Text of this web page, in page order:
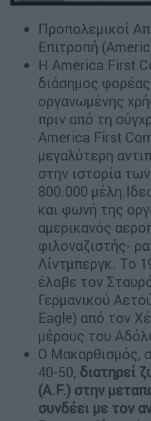
Προπολεμικοί
Επιτροπή
H America First
διάσημoς φορέας
οργανωμένης
πριν από τη
America First
μεγαλύτερη
στην ιστορία
800.000
και φωνή της
αμερικανός
φιλοναζιστής-
Λίντμπεργκ. Το
έλαβε τον
Γερμανικού
Eagle) από τον
μέρους του
Ο Μακαρθισμός,
40-50, διατηρεί
(A.F.) στην
συνδέει με τον